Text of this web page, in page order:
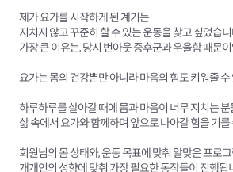
제가 요가를 시작하게 된 계기는
지치지 않고 꾸준히 할 수 있는 운동을 찾고 싶었습
가장 큰 이유는, 당시 번아웃 증후군과 우울함 때문
요가는 몸의 건강뿐만 아니라 마음의 힘도 키워줄
하루하루를 살아갈 때에 몸과 마음이 너무 지치는 분
삶 속에서 요가와 함께하며 앞으로 나아갈 힘을 기
회원님의 몸 상태와, 운동 목표에 맞춰 알맞은 프로
개개인의 성향에 맞춰 가장 필요한 동작들이 진행됩